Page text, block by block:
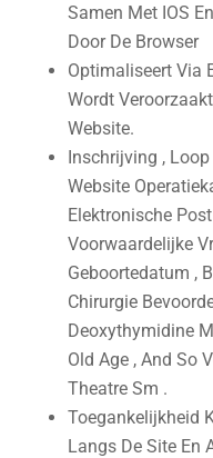
Samen Met IOS
Door De Browser
Optimaliseert Via
Wordt
Website.
Inschrijving ,
Website
Elektronische
Voorwaardelijke
Geboortedatum ,
Chirurgie
Deoxythymidine
Old Age , And So
Theatre Sm .
Toegankelijkheid
Langs De Site En